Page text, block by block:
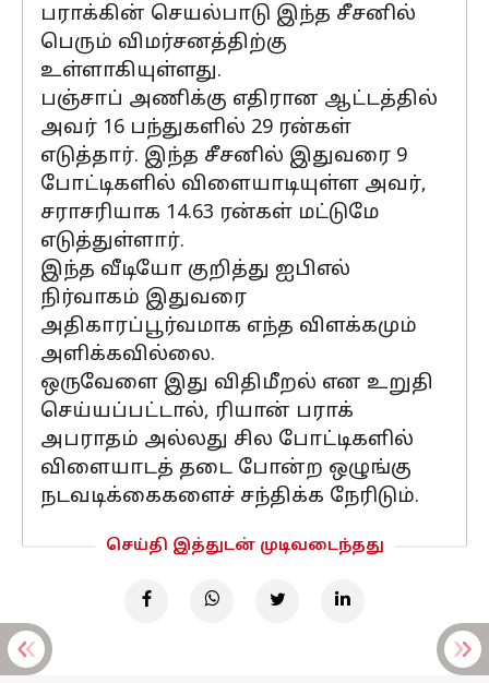
பராக்கின் செயல்பாடு இந்த சீசனில்
பெரும் விமர்சனத்திற்கு
உள்ளாகியுள்ளது.
பஞ்சாப் அணிக்கு எதிரான ஆட்டத்தில்
அவர் 16 பந்துகளில் 29 ரன்கள்
எடுத்தார். இந்த சீசனில் இதுவரை 9
போட்டிகளில் விளையாடியுள்ள அவர்,
சராசரியாக 14.63 ரன்கள் மட்டுமே
எடுத்துள்ளார்.
இந்த வீடியோ குறித்து ஐபிஎல்
நிர்வாகம் இதுவரை
அதிகாரப்பூர்வமாக எந்த விளக்கமும்
அளிக்கவில்லை.
ஒருவேளை இது விதிமீறல் என உறுதி
செய்யப்பட்டால், ரியான் பராக்
அபராதம் அல்லது சில போட்டிகளில்
விளையாடத் தடை போன்ற ஒழுங்கு
நடவடிக்கைகளைச் சந்திக்க நேரிடும்.
செய்தி இத்துடன் முடிவடைந்தது